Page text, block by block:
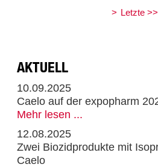
> Letzte >>
AKTUELL
10.09.2025
Caelo auf der expopharm
Mehr lesen ...
12.08.2025
Zwei Biozidprodukte mit
Caelo